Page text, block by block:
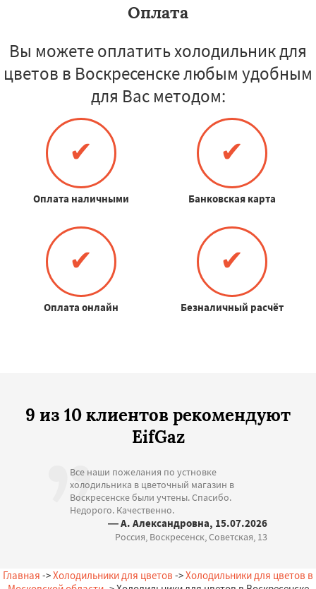
Оплата
Вы можете оплатить холодильник для
цветов в Воскресенске любым удобным
для Вас методом:
✔
Оплата наличными
✔
Банковская карта
✔
Оплата онлайн
✔
Безналичный расчёт
9 из 10 клиентов рекомендуют
EifGaz
Все наши пожелания по устновке
холодильника в цветочный магазин в
Воскресенске были учтены. Спасибо.
Недорого. Качественно.
— А. Александровна, 15.07.2026
Россия, Воскресенск, Советская, 13
Главная ->Холодильники для цветов ->Холодильники для цветов в